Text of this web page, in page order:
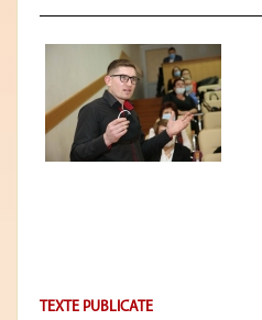
TEXTE PUBLICATE